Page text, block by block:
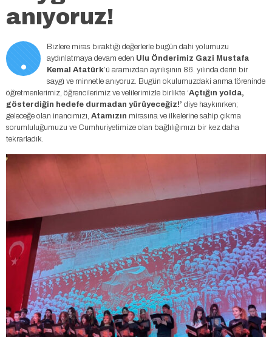
anıyoruz!
.
Bizlere miras bıraktığı değerlerle bugün dahi yolumuzu
aydınlatmaya devam eden Ulu Önderimiz Gazi Mustafa
Kemal Atatürk’ü aramızdan ayrılışının 86. yılında derin bir
saygı ve minnetle anıyoruz. Bugün okulumuzdaki anma töreninde
öğretmenlerimiz, öğrencilerimiz ve velilerimizle birlikte ‘Açtığın yolda,
gösterdiğin hedefe durmadan yürüyeceğiz!’ diye haykırırken;
geleceğe olan inancımızı, Atamızın mirasına ve ilkelerine sahip çıkma
sorumluluğumuzu ve Cumhuriyetimize olan bağlılığımızı bir kez daha
tekrarladık.